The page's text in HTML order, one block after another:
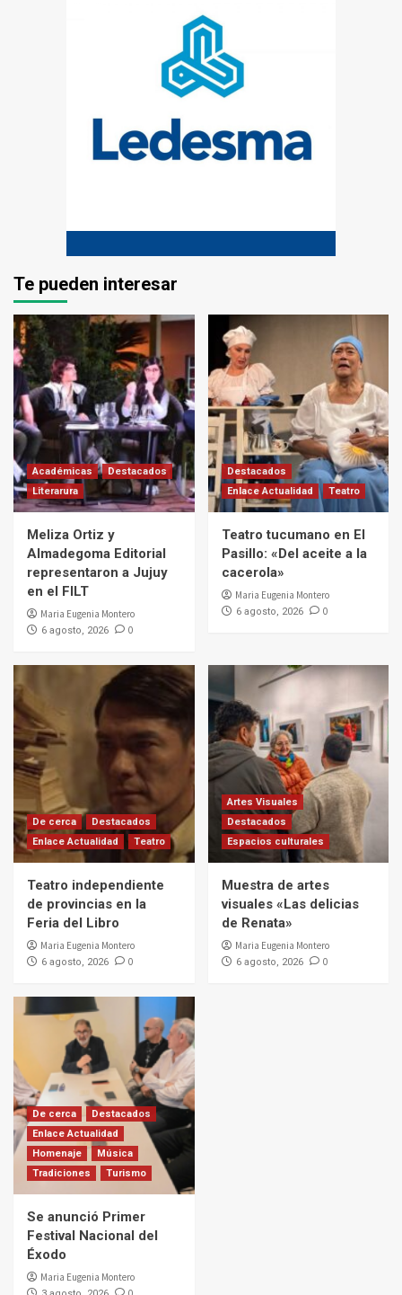
Te pueden interesar
Académicas
Destacados
Literarura
Meliza Ortiz y
Almadegoma Editorial
representaron a Jujuy
en el FILT
Maria Eugenia Montero
6 agosto, 2026 0
Destacados
Enlace Actualidad
Teatro
Teatro tucumano en El
Pasillo: «Del aceite a la
cacerola»
Maria Eugenia Montero
6 agosto, 2026 0
De cerca
Destacados
Enlace Actualidad
Teatro
Teatro independiente
de provincias en la
Feria del Libro
Maria Eugenia Montero
6 agosto, 2026 0
Artes Visuales
Destacados
Espacios culturales
Muestra de artes
visuales «Las delicias
de Renata»
Maria Eugenia Montero
6 agosto, 2026 0
De cerca
Destacados
Enlace Actualidad
Homenaje
Música
Tradiciones
Turismo
Se anunció Primer
Festival Nacional del
Éxodo
Maria Eugenia Montero